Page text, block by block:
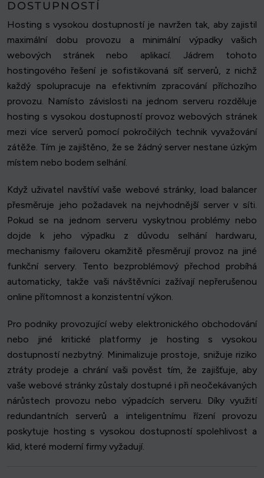
DOSTUPNOSTÍ
Hosting s vysokou dostupností je navržen tak, aby zajistil
maximální dobu provozu a minimální výpadky vašich
webových stránek nebo aplikací. Jádrem tohoto
hostingového řešení je sofistikovaná síť serverů, z nichž
každý spolupracuje na efektivním zpracování příchozího
provozu. Namísto závislosti na jednom serveru rozděluje
hosting s vysokou dostupností provoz webových stránek
mezi více serverů pomocí pokročilých technik vyvažování
zátěže. Tím je zajištěno, že se žádný server nestane úzkým
místem nebo bodem selhání.
Když uživatel navštíví vaše webové stránky, load balancer
přesměruje jeho požadavek na nejvhodnější server v síti.
Pokud se na jednom serveru vyskytnou problémy nebo
dojde k jeho výpadku z důvodu selhání hardwaru,
mechanismy failoveru okamžitě přesměrují provoz na jiné
funkční servery. Tento bezproblémový přechod probíhá
automaticky, takže vaši návštěvníci zažívají nepřerušenou
online přítomnost a konzistentní výkon.
Pro podniky provozující weby elektronického obchodování
nebo jiné kritické platformy je hosting s vysokou
dostupností nezbytný. Minimalizuje prostoje, snižuje riziko
ztráty prodeje a chrání vaši pověst tím, že zajišťuje, aby
vaše webové stránky zůstaly dostupné i při neočekávaných
nárůstech provozu nebo výpadcích serveru. Díky využití
redundantních serverů a inteligentnímu řízení provozu
poskytuje hosting s vysokou dostupností spolehlivost a
klid, které moderní firmy vyžadují.